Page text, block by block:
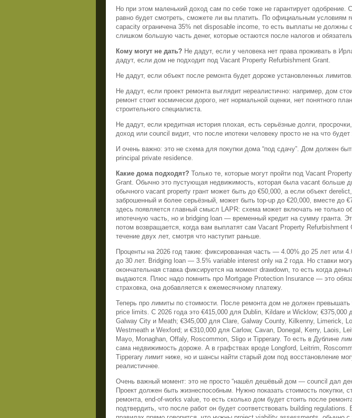
Но при этом маленький доход сам по себе тоже не гарантирует одобрение.
равно будет смотреть, сможете ли вы платить. По официальным условиям
capacity ограничена 35% net disposable income, то есть выплаты не должны
слишком большую часть денег, которые остаются после налогов и
Кому могут не дать? Не дадут, если у человека нет права проживать в
дадут, если дом не подходит под Vacant Property Refurbishment Grant.
Не дадут, если объект после ремонта будет дороже установленных лимитов.
Не дадут, если проект ремонта выглядит нереалистично: например, дом
ремонт стоит космически дорого, нет нормальной оценки, нет понятного
строительного специалиста.
Не дадут, если кредитная история плохая, есть серьёзные долги,
доход или council видит, что после ипотеки человеку просто не на что будет
И очень важно: это не схема для покупки дома “под сдачу”. Дом должен
principal private residence.
Какие дома подходят? Только те, которые могут пройти под Vacant
Grant. Обычно это пустующая недвижимость, которая была vacant больше
обычного vacant property грант может быть до €50,000, а если объект
заброшенный и более серьёзный, может быть top-up до €20,000, вместе до
здесь появляется главный смысл LAPR: схема может включать не только
ипотечную часть, но и bridging loan — временный кредит на сумму гранта.
потом возвращается, когда вам выплатят сам Vacant Property Refurbishment
течение двух лет, смотря что наступит раньше.
Проценты на 2026 год такие: фиксированная часть — 4.00% до 25 лет или
до 30 лет. Bridging loan — 3.5% variable interest only на 2 года. Но ставки
окончательная ставка фиксируется на момент drawdown, то есть когда
выдаются. Плюс надо помнить про Mortgage Protection Insurance — это
страховка, она добавляется к ежемесячному платежу.
Теперь про лимиты по стоимости. После ремонта дом не должен превышать
price limits. С 2026 года это €415,000 для Dublin, Kildare и Wicklow; €375,000
Galway City и Meath; €345,000 для Clare, Galway County, Kilkenny, Limerick,
Westmeath и Wexford; и €310,000 для Carlow, Cavan, Donegal, Kerry, Laois,
Mayo, Monaghan, Offaly, Roscommon, Sligo и Tipperary. То есть в Дублине
сама недвижимость дороже. А в графствах вроде Longford, Leitrim,
Tipperary лимит ниже, но и шансы найти старый дом под восстановление
реалистичнее.
Очень важный момент: это не просто “нашёл дешёвый дом — council дал
Проект должен быть жизнеспособным. Нужно показать стоимость покупки,
ремонта, end-of-works value, то есть сколько дом будет стоить после
подтвердить, что после работ он будет соответствовать building